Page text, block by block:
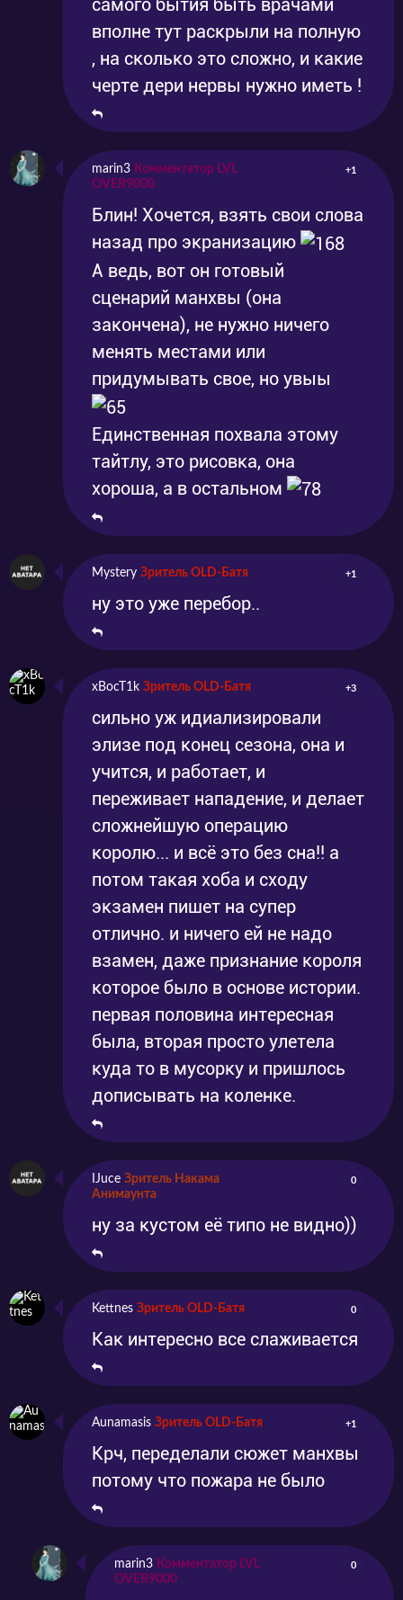
самого бытия быть врачами
вполне тут раскрыли на полную
, на сколько это сложно, и какие
черте дери нервы нужно иметь !
marin3 Комментатор LVL
OVER9000
+1
Блин! Хочется, взять свои слова
назад про экранизацию
А ведь, вот он готовый
сценарий манхвы (она
закончена), не нужно ничего
менять местами или
придумывать свое, но увыы
Единственная похвала этому
тайтлу, это рисовка, она
хороша, а в остальном
Mystery Зритель OLD-Батя +1
ну это уже перебор..
xBocT1k Зритель OLD-Батя +3
сильно уж идиализировали
элизе под конец сезона, она и
учится, и работает, и
переживает нападение, и делает
сложнейшую операцию
королю... и всё это без сна!! а
потом такая хоба и сходу
экзамен пишет на супер
отлично. и ничего ей не надо
взамен, даже признание короля
которое было в основе истории.
первая половина интересная
была, вторая просто улетела
куда то в мусорку и пришлось
дописывать на коленке.
IJuce Зритель Накама
Анимаунта
0
ну за кустом её типо не видно))
Kettnes Зритель OLD-Батя 0
Как интересно все слаживается
Aunamasis Зритель OLD-Батя +1
Крч, переделали сюжет манхвы
потому что пожара не было
marin3 Комментатор LVL
OVER9000
0